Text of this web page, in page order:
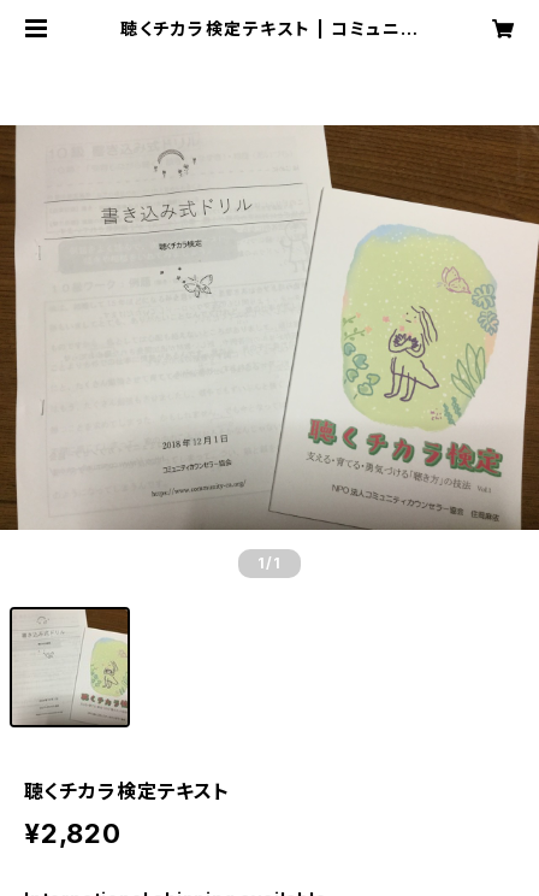
聴くチカラ検定テキスト | コミュニテ
1 /1
聴くチカラ検定テキスト
¥2,820